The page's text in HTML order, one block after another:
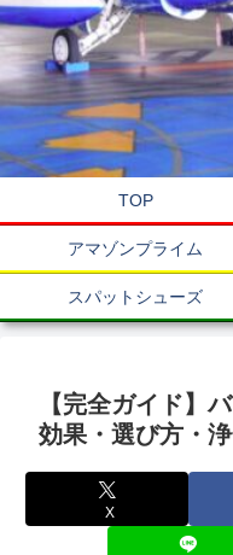
TOP
アマゾンプライム
スパットシューズ
【完全ガイド】
効果・選び方・
X